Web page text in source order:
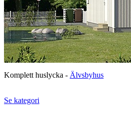
Komplett huslycka - Älvsbyhus
Se kategori